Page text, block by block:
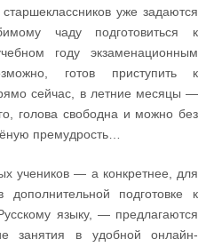
уже задаются
чаду подготовиться к
году экзаменационным
готов приступить к
сейчас, в летние месяцы —
голова свободна и можно без
премудрость…
учеников — а конкретнее, для
подготовке к
языку, — предлагаются
занятия в удобной онлайн-